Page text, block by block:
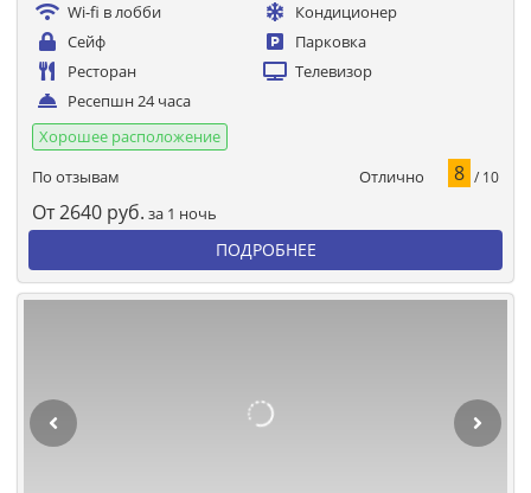
Wi-fi в лобби
Кондиционер
Сейф
Парковка
Ресторан
Телевизор
Ресепшн 24 часа
Хорошее расположение
По отзывам
Отлично 8 / 10
От2640 руб. за 1 ночь
ПОДРОБНЕЕ